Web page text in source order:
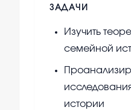
ЗАДАЧИ
Изучить
семейной
истории